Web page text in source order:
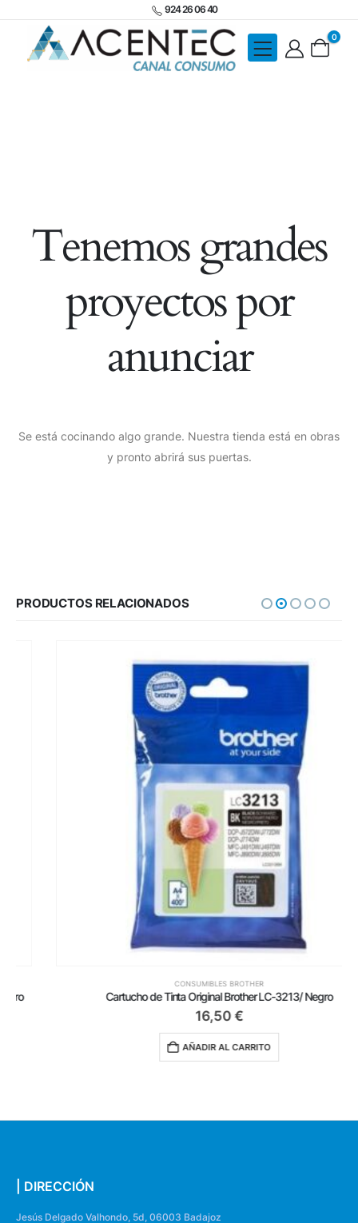
924 26 06 40
0
Tenemos grandes
proyectos por
anunciar
Se está cocinando algo grande. Nuestra tienda está en obras
y pronto abrirá sus puertas.
PRODUCTOS RELACIONADOS
CONSUMIBLES BROTHER
Cartucho de Tinta Original Brother LC-3213/ Negro
€
AÑADIR AL CARRITO
| DIRECCIÓN
Jesús Delgado Valhondo, 5d, 06003 Badajoz